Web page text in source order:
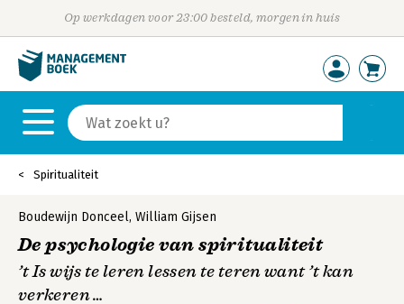
Op werkdagen voor 23:00 besteld, morgen in huis
Spiritualiteit
Boudewijn Donceel, William Gijsen
De psychologie van spiritualiteit
’t Is wijs te leren lessen te teren want ’t kan
verkeren …